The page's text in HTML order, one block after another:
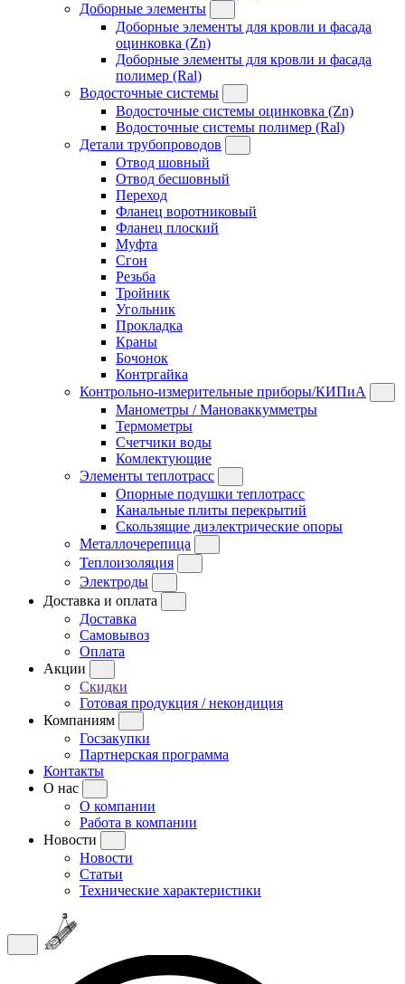
Доборные элементы
Доборные элементы для кровли и фасада
оцинковка (Zn)
Доборные элементы для кровли и фасада
полимер (Ral)
Водосточные системы
Водосточные системы оцинковка (Zn)
Водосточные системы полимер (Ral)
Детали трубопроводов
Отвод шовный
Отвод бесшовный
Переход
Фланец воротниковый
Фланец плоский
Муфта
Сгон
Резьба
Тройник
Угольник
Прокладка
Краны
Бочонок
Контргайка
Контрольно-измерительные приборы/КИПиА
Манометры / Мановаккумметры
Термометры
Счетчики воды
Комлектующие
Элементы теплотрасс
Опорные подушки теплотрасс
Канальные плиты перекрытий
Скользящие диэлектрические опоры
Металлочерепица
Теплоизоляция
Электроды
Доставка и оплата
Доставка
Самовывоз
Оплата
Акции
Скидки
Готовая продукция / некондиция
Компаниям
Госзакупки
Партнерская программа
Контакты
О нас
О компании
Работа в компании
Новости
Новости
Статьи
Технические характеристики